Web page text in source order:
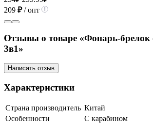
209 ₽/ опт
Отзывы о товаре «Фонарь-брелок
3в1»
Написать отзыв
Характеристики
Страна производитель Китай
Особенности
С карабином